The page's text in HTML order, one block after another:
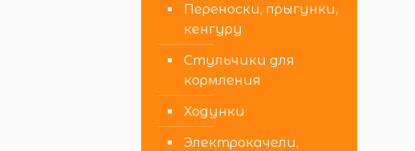
Переноски, прыгунки,
кенгуру
Стульчики для
кормления
Ходунки
Электрокачели,